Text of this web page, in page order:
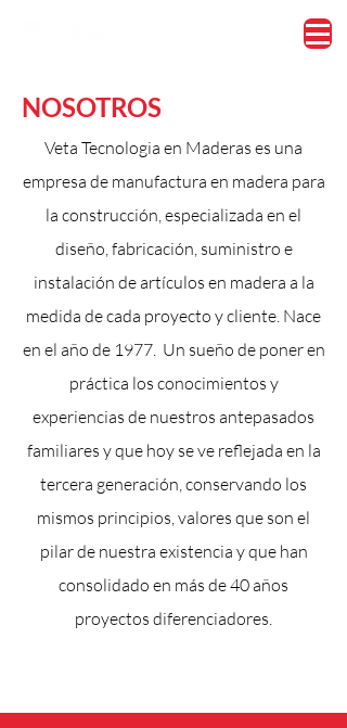
NOSOTROS
Veta Tecnologia en Maderas es una
empresa de manufactura en madera para
la construcción, especializada en el
diseño, fabricación, suministro e
instalación de artículos en madera a la
medida de cada proyecto y cliente. Nace
en el año de 1977. Un sueño de poner en
práctica los conocimientos y
experiencias de nuestros antepasados
familiares y que hoy se ve reflejada en la
tercera generación, conservando los
mismos principios, valores que son el
pilar de nuestra existencia y que han
consolidado en más de 40 años
proyectos diferenciadores.